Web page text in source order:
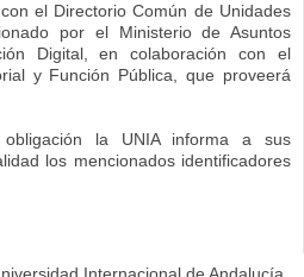
el Directorio Común de Unidades
por el Ministerio de Asuntos
Digital, en colaboración con el
y Función Pública, que proveerá
la UNIA informa a sus
los mencionados identificadores